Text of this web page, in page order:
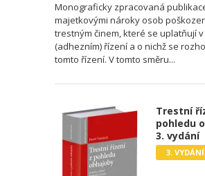
Monograficky zpracovaná
majetkovými nároky osob
trestným činem, které se uplatňují
(adhezním) řízení a o nichž se
tomto řízení. V tomto směru...
Trestní
pohledu
3. vydání
3. VYDÁNÍ